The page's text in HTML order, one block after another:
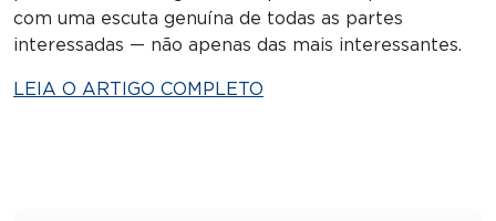
com uma escuta genuína de todas as partes
interessadas — não apenas das mais interessantes.
LEIA O ARTIGO COMPLETO